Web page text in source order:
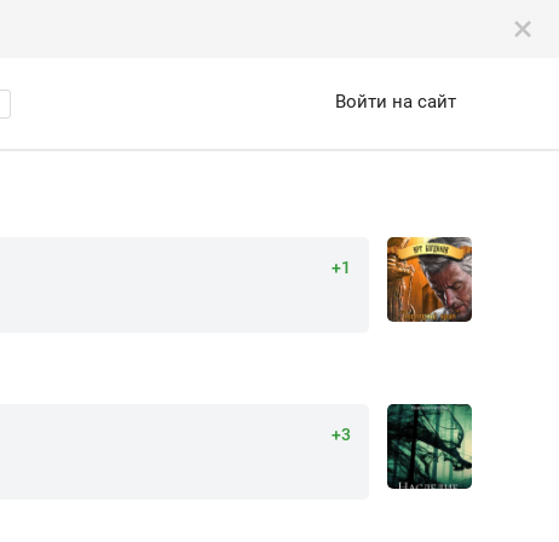
Войти на сайт
+1
+3